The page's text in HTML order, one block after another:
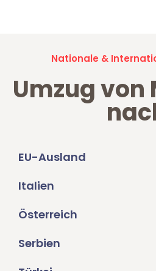
Nationale &
Umzug von
EU-Ausland
Italien
Österreich
Serbien